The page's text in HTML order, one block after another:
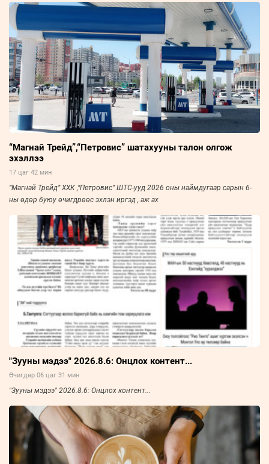
“Магнай Трейд”,“Петровис” шатахууны талон олгож
эхэллээ
17 цаг 42 мин
“Магнай Трейд” ХХК ,“Петровис” ШТС-ууд 2026 оны наймдугаар сарын 6-
ны өдөр буюу өчигдрөөс эхлэн иргэд , аж ах
"Зууны мэдээ" 2026.8.6: Онцлох контент...
Өчигдөр 06 цаг 31 мин
"Зууны мэдээ" 2026.8.6: Онцлох контент...